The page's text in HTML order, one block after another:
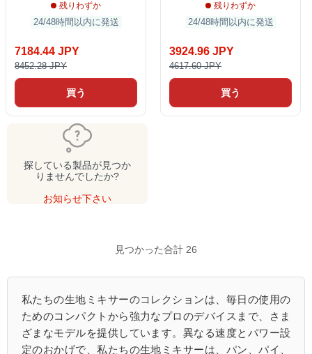
残りわずか
24/48時間以内に発送
7184.44 JPY
8452.28 JPY
買う
残りわずか
24/48時間以内に発送
3924.96 JPY
4617.60 JPY
買う
探している製品が見つか
りませんでしたか?
お知らせ下さい
見つかった合計 26
私たちの生地ミキサーのコレクションは、毎日の使用の
ためのコンパクトから強力なプロのデバイスまで、さま
ざまなモデルを提供しています。異なる速度とパワー設
定のおかげで、私たちの生地ミキサーは、パン、パイ、